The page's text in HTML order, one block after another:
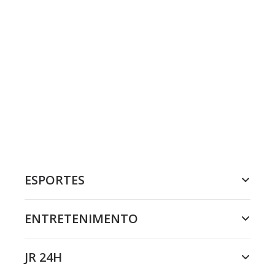
ESPORTES
ENTRETENIMENTO
JR 24H